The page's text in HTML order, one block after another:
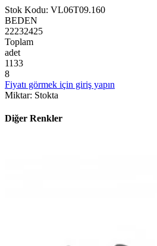
Stok Kodu: VL06T09.160
BEDEN
22232425
Toplam
adet
1133
8
Fiyatı görmek için giriş yapın
Miktar: Stokta
Diğer Renkler